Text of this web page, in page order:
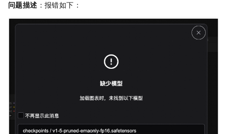
问题描述 ：报错如下：